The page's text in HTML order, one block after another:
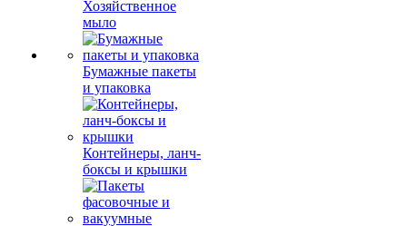
Хозяйственное
мыло
Бумажные пакеты
и упаковка
Контейнеры, ланч-
боксы и крышки